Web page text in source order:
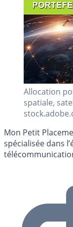
Allocation
spatiale,
Mon Petit
spécialisée dans